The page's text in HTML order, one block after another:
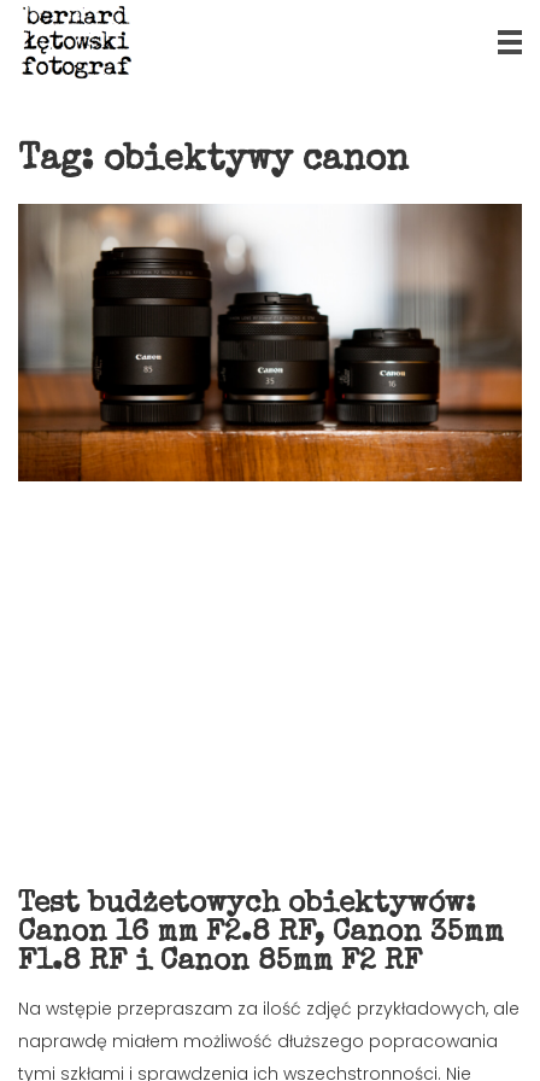
Tag: obiektywy canon
Test budżetowych obiektywów:
Canon 16 mm F2.8 RF, Canon 35mm
F1.8 RF i Canon 85mm F2 RF
Na wstępie przepraszam za ilość zdjęć przykładowych, ale
naprawdę miałem możliwość dłuższego popracowania
tymi szkłami i sprawdzenia ich wszechstronności. Nie